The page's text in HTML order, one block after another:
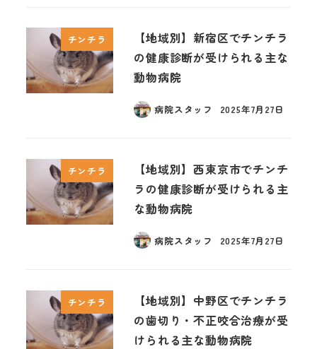
チンチラ
【地域別】新宿区でチンチラ
の健康診断が受けられる主な
動物病院
病院スタッフ 2025年7月27日
チンチラ
【地域別】西東京市でチンチ
ラの健康診断が受けられる主
な動物病院
病院スタッフ 2025年7月27日
チンチラ
【地域別】中野区でチンチラ
の歯切り・不正咬合治療が受
けられる主な動物病院